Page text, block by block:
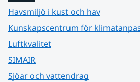
Havsmiljö i kust och hav
Kunskapscentrum för
Luftkvalitet
SIMAIR
Sjöar och vattendrag